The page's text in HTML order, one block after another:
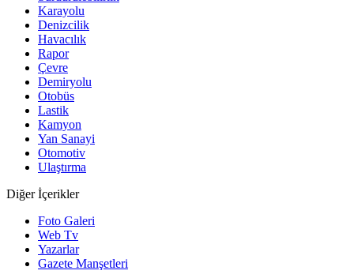
Karayolu
Denizcilik
Havacılık
Rapor
Çevre
Demiryolu
Otobüs
Lastik
Kamyon
Yan Sanayi
Otomotiv
Ulaştırma
Diğer İçerikler
Foto Galeri
Web Tv
Yazarlar
Gazete Manşetleri